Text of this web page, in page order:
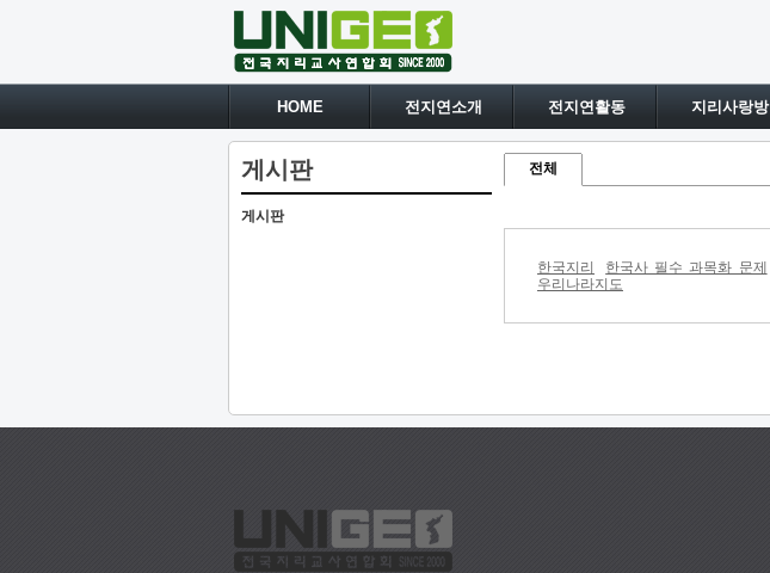
HOME 전지연소개 전지연활동 지리사랑방
게시판
게시판
전체
한국지리 한국사 필수 과목화 문제
우리나라지도